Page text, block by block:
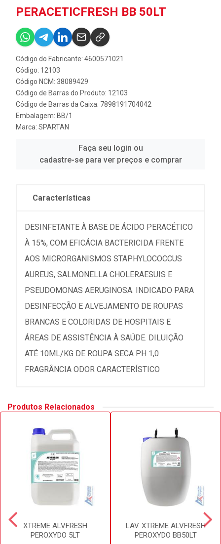
PERACETICFRESH BB 50LT
Código do Fabricante: 4600571021
Código: 12103
Código NCM: 38089429
Código de Barras do Produto: 12103
Código de Barras da Caixa: 7898191704042
Embalagem: BB/1
Marca: SPARTAN
Faça seu login ou
cadastre-se para ver preços e comprar
Características
DESINFETANTE À BASE DE ÁCIDO PERACÉTICO
À 15%, COM EFICÁCIA BACTERICIDA FRENTE
AOS MICRORGANISMOS STAPHYLOCOCCUS
AUREUS, SALMONELLA CHOLERAESUIS E
PSEUDOMONAS AERUGINOSA. INDICADO PARA
DESINFECÇÃO E ALVEJAMENTO DE ROUPAS
BRANCAS E COLORIDAS DE HOSPITAIS E
ÁREAS DE ASSISTÊNCIA À SAÚDE. DILUIÇÃO
ATÉ 10ML/KG DE ROUPA SECA PH 1,0
FRAGRÂNCIA ODOR CARACTERÍSTICO
Produtos Relacionados
XTREME ALVFRESH
PEROXYDO 5LT
LAV. XTREME ALVFRESH
PEROXYDO BB50LT